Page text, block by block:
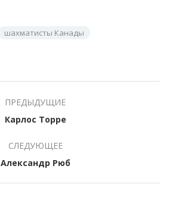
шахматисты Канады
ПРЕДЫДУЩИЕ
Карлос Торре
СЛЕДУЮЩЕЕ
Александр Рюб